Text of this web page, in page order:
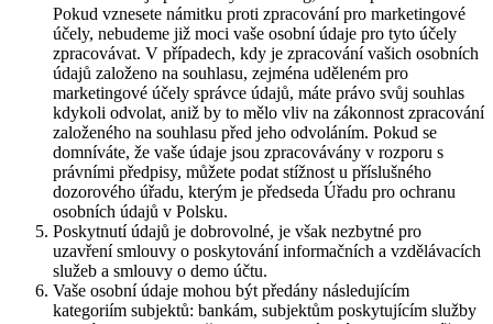
Pokud vznesete námitku proti zpracování pro marketingové
účely, nebudeme již moci vaše osobní údaje pro tyto účely
zpracovávat. V případech, kdy je zpracování vašich osobních
údajů založeno na souhlasu, zejména uděleném pro
marketingové účely správce údajů, máte právo svůj souhlas
kdykoli odvolat, aniž by to mělo vliv na zákonnost zpracování
založeného na souhlasu před jeho odvoláním. Pokud se
domníváte, že vaše údaje jsou zpracovávány v rozporu s
právními předpisy, můžete podat stížnost u příslušného
dozorového úřadu, kterým je předseda Úřadu pro ochranu
osobních údajů v Polsku.
Poskytnutí údajů je dobrovolné, je však nezbytné pro
uzavření smlouvy o poskytování informačních a vzdělávacích
služeb a smlouvy o demo účtu.
Vaše osobní údaje mohou být předány následujícím
kategoriím subjektů: bankám, subjektům poskytujícím služby